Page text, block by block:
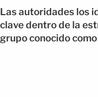
Las autoridades los
clave dentro de la
grupo conocido